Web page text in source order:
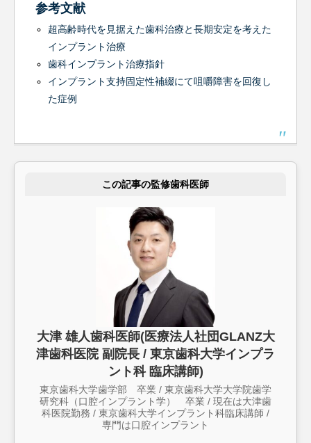
参考文献
超高齢時代を見据えた歯科治療と長期安定を考えた
インプラント治療
歯科インプラント治療指針
インプラント支持固定性補綴にて咀嚼障害を回復し
た症例
この記事の監修歯科医師
大津 雄人歯科医師(医療法人社団GLANZ大
津歯科医院 副院長 / 東京歯科大学インプラ
ント科 臨床講師)
東京歯科大学歯学部 卒業 / 東京歯科大学大学院歯学
研究科（口腔インプラント学） 卒業 / 現在は大津歯
科医院勤務 / 東京歯科大学インプラント科臨床講師 /
専門は口腔インプラント